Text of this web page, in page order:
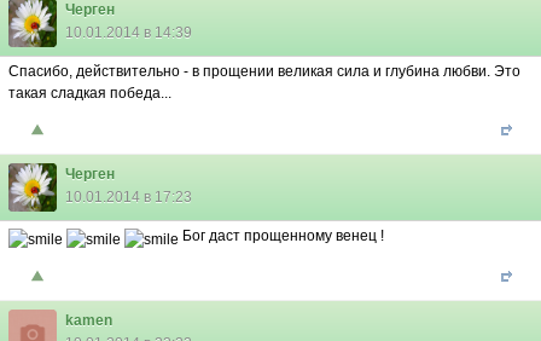
Черген
10.01.2014 в 14:39
Спасибо, действительно - в прощении великая сила и глубина любви. Это
такая сладкая победа...
Черген
10.01.2014 в 17:23
Бог даст прощенному венец !
kamen